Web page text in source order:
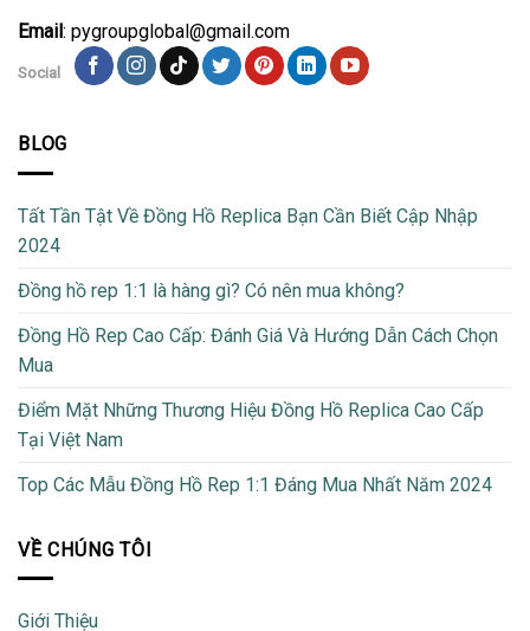
Email: pygroupglobal@gmail.com
Social
BLOG
Tất Tần Tật Về Đồng Hồ Replica Bạn Cần Biết Cập Nhập
2024
Đồng hồ rep 1:1 là hàng gì? Có nên mua không?
Đồng Hồ Rep Cao Cấp: Đánh Giá Và Hướng Dẫn Cách Chọn
Mua
Điểm Mặt Những Thương Hiệu Đồng Hồ Replica Cao Cấp
Tại Việt Nam
Top Các Mẫu Đồng Hồ Rep 1:1 Đáng Mua Nhất Năm 2024
VỀ CHÚNG TÔI
Giới Thiệu